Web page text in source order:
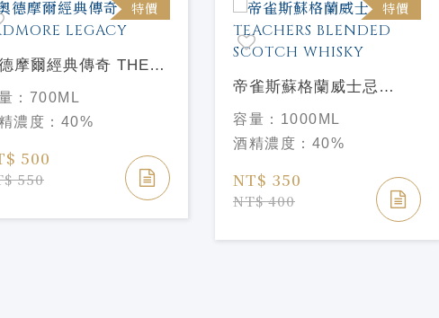
特價
摩爾經典傳奇 THE
LEGACY
： 700ML
濃度： 40%
500
550
特價
帝雀斯蘇格蘭威士忌
TEACHERS BLENDED
SCOTCH WHISKY
容量： 1000ML
酒精濃度： 40%
NT$ 350
NT$ 400